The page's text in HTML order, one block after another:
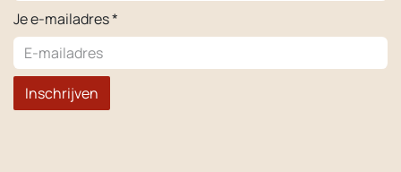
Je e-mailadres *
Inschrijven